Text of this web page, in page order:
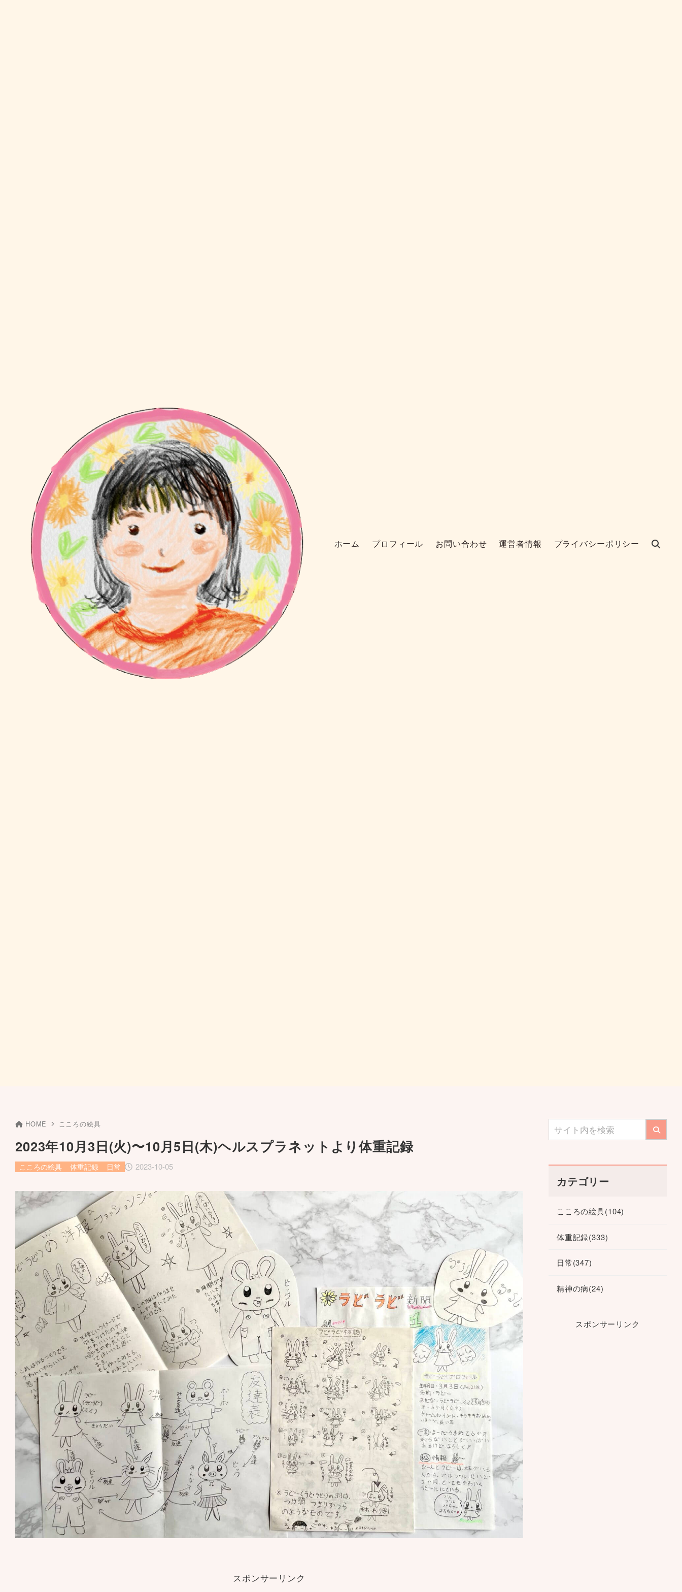
ホーム プロフィール お問い合わせ 運営者情報 プライバシーポリシー
HOME こころの絵具
2023年10月3日(火)〜10月5日(木)ヘルスプラネットより体重記録
2023-10-05
こころの絵具 体重記録 日常
スポンサーリンク
カテゴリー
こころの絵具(104)
体重記録(333)
日常(347)
精神の病(24)
スポンサーリンク